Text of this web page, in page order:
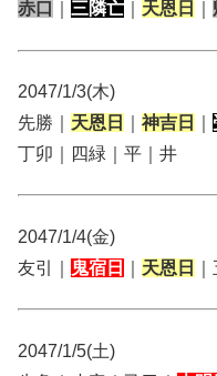
赤口
三隣亡 天恩日
2047/1/3(木)
先勝｜ 天恩日 神吉日
丁卯｜四緑｜平｜井
2047/1/4(金)
友引｜
鬼宿日 天恩日
2047/1/5(土)